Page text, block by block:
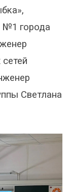
№1 города
Светлана